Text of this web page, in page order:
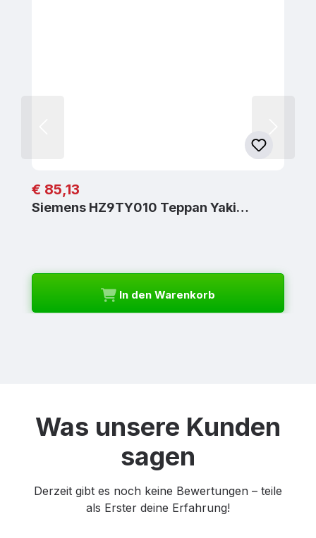
Regulärer Preis:
€ 85,13
Siemens HZ9TY010 Teppan Yaki…
In den Warenkorb
Was unsere Kunden
sagen
Derzeit gibt es noch keine Bewertungen – teile
als Erster deine Erfahrung!